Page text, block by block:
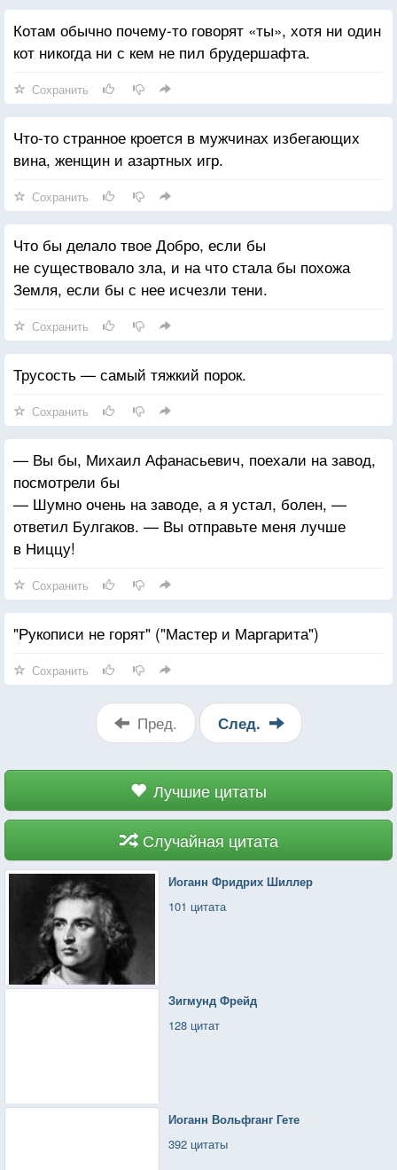
Котам обычно почему-то говорят «ты», хотя ни один
кот никогда ни с кем не пил брудершафта.
Сохранить
Что-то странное кроется в мужчинах избегающих
вина, женщин и азартных игр.
Сохранить
Что бы делало твое Добро, если бы
не существовало зла, и на что стала бы похожа
Земля, если бы с нее исчезли тени.
Сохранить
Трусость — самый тяжкий порок.
Сохранить
— Вы бы, Михаил Афанасьевич, поехали на завод,
посмотрели бы
— Шумно очень на заводе, а я устал, болен, —
ответил Булгаков. — Вы отправьте меня лучше
в Ниццу!
Сохранить
"Рукописи не горят" ("Мастер и Маргарита")
Сохранить
Пред. След.
Лучшие цитаты
Случайная цитата
Иоганн Фридрих Шиллер
101 цитата
Зигмунд Фрейд
128 цитат
Иоганн Вольфганг Гете
392 цитаты